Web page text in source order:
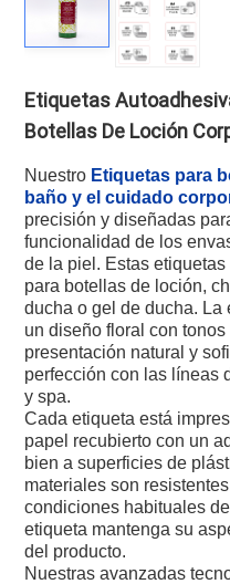
Etiquetas
Botellas De Loción
Nuestro Etiquetas para
baño y el cuidado
precisión y diseñadas
funcionalidad de los
de la piel. Estas
para botellas de loción,
ducha o gel de ducha. La
un diseño floral con
presentación natural y
perfección con las líneas
y spa.
Cada etiqueta está
papel recubierto con un
bien a superficies de
materiales son
condiciones habituales
etiqueta mantenga su
del producto.
Nuestras avanzadas